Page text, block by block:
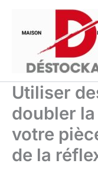
contenu
Utiliser
doubler
votre
de la